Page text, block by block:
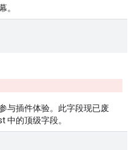
。
与插件体验。此字段现已废
中的顶级字段。